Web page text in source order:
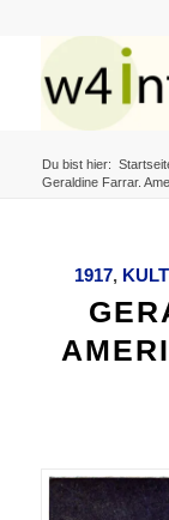
Du bist hier:
Geraldine Farrar.
1917,